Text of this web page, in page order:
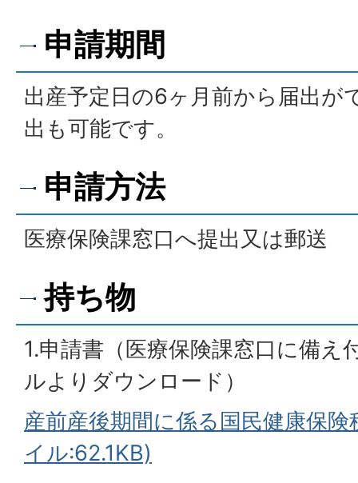
申請期間
出産予定日の6ヶ月前から届出が
出も可能です。
申請方法
医療保険課窓口へ提出又は郵送
持ち物
1.申請書（医療保険課窓口に備え
ルよりダウンロード）
産前産後期間に係る国民健康保
イル:62.1KB)